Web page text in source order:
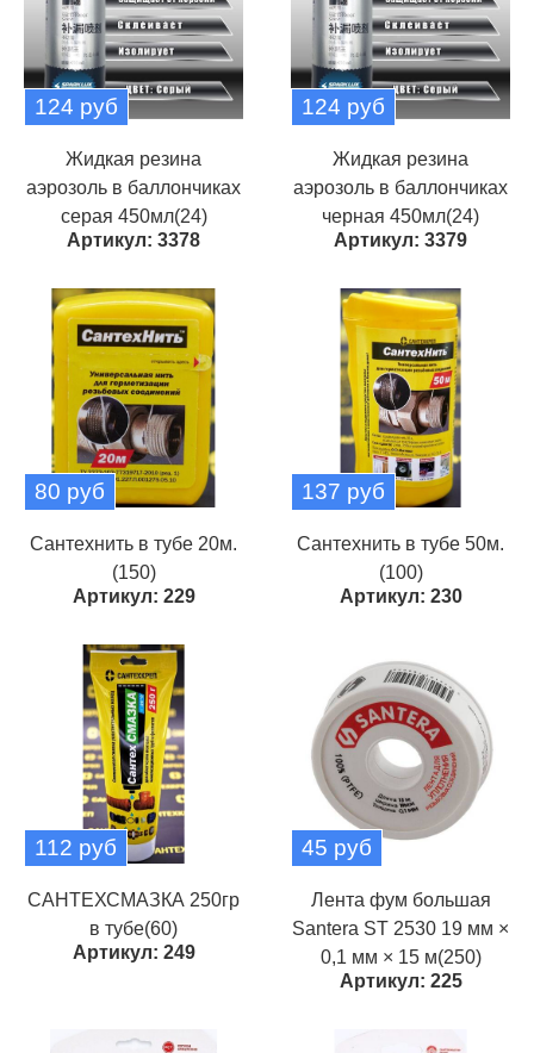
124 руб
Жидкая резина
аэрозоль в баллончиках
серая 450мл(24)
Артикул: 3378
124 руб
Жидкая резина
аэрозоль в баллончиках
черная 450мл(24)
Артикул: 3379
80 руб
Сантехнить в тубе 20м.
(150)
Артикул: 229
137 руб
Сантехнить в тубе 50м.
(100)
Артикул: 230
112 руб
САНТЕХСМАЗКА 250гр
в тубе(60)
Артикул: 249
45 руб
Лента фум большая
Santera ST 2530 19 мм ×
0,1 мм × 15 м(250)
Артикул: 225